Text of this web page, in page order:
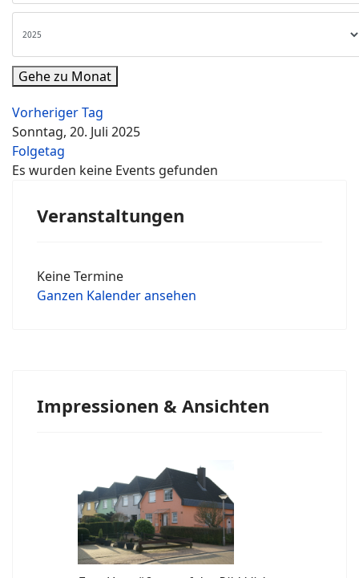
Gehe zu Monat
Vorheriger Tag
Sonntag, 20. Juli 2025
Folgetag
Es wurden keine Events gefunden
Veranstaltungen
Keine Termine
Ganzen Kalender ansehen
Impressionen & Ansichten